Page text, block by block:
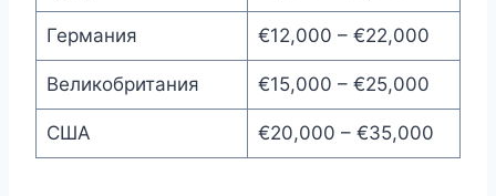
Германия €12,000 – €22,000
Великобритания €15,000 – €25,000
США €20,000 – €35,000